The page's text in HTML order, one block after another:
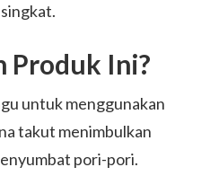
Produk Ini?
untuk menggunakan
takut menimbulkan
pori-pori.